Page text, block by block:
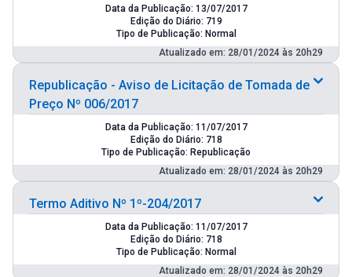
Data da Publicação: 13/07/2017
Edição do Diário: 719
Tipo de Publicação: Normal
Atualizado em: 28/01/2024 às 20h29
Republicação - Aviso de Licitação de Tomada de
Preço Nº 006/2017
Data da Publicação: 11/07/2017
Edição do Diário: 718
Tipo de Publicação: Republicação
Atualizado em: 28/01/2024 às 20h29
Termo Aditivo Nº 1º-204/2017
Data da Publicação: 11/07/2017
Edição do Diário: 718
Tipo de Publicação: Normal
Atualizado em: 28/01/2024 às 20h29